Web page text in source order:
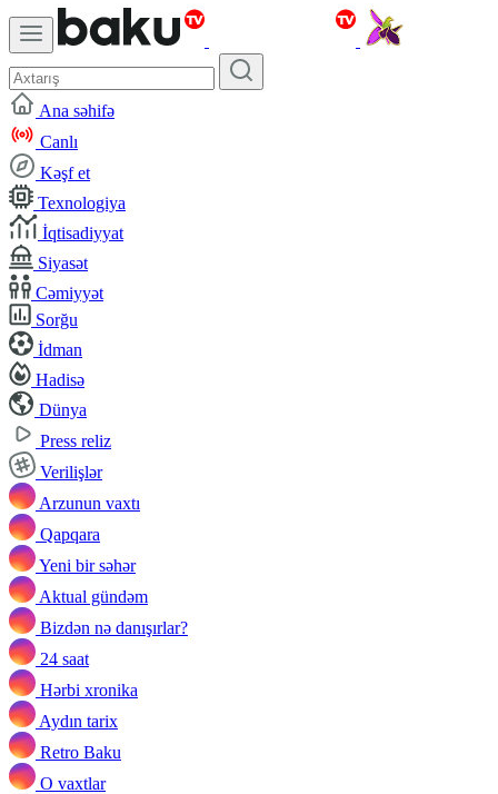
Ana səhifə
Canlı
Kəşf et
Texnologiya
İqtisadiyyat
Siyasət
Cəmiyyət
Sorğu
İdman
Hadisə
Dünya
Press reliz
Verilişlər
Arzunun vaxtı
Qapqara
Yeni bir səhər
Aktual gündəm
Bizdən nə danışırlar?
24 saat
Hərbi xronika
Aydın tarix
Retro Baku
O vaxtlar